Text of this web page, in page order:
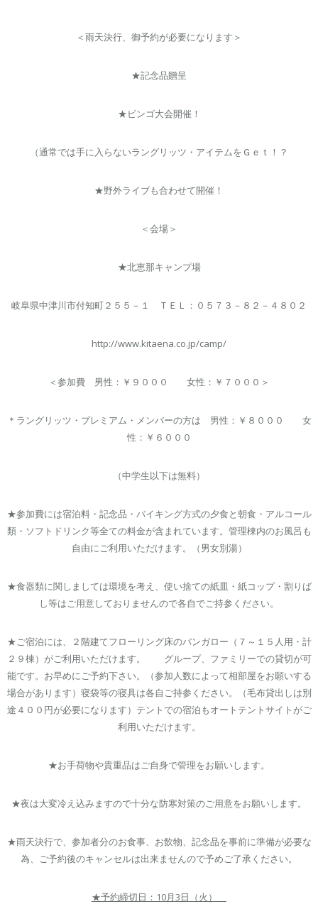
＜雨天決行、御予約が必要になります＞
★記念品贈呈
★ビンゴ大会開催！
（通常では手に入らないラングリッツ・アイテムをＧｅｔ！？
★野外ライブも合わせて開催！
＜会場＞
★北恵那キャンプ場
岐阜県中津川市付知町２５５－１ ＴＥＬ：０５７３－８２－４８０２
http://www.kitaena.co.jp/camp/
＜参加費 男性：￥９０００ 女性：￥７０００＞
＊ラングリッツ・プレミアム・メンバーの方は 男性：￥８０００ 女
性：￥６０００
（中学生以下は無料）
★参加費には宿泊料・記念品・バイキング方式の夕食と朝食・アルコール
類・ソフトドリンク等全ての料金が含まれています。管理棟内のお風呂も
自由にご利用いただけます。（男女別湯）
★食器類に関しましては環境を考え、使い捨ての紙皿・紙コップ・割りば
し等はご用意しておりませんので各自でご持参ください。
★ご宿泊には、２階建てフローリング床のバンガロー（７～１５人用・計
２９棟）がご利用いただけます。 グループ、ファミリーでの貸切が可
能です。お早めにご予約下さい。（参加人数によって相部屋をお願いする
場合があります）寝袋等の寝具は各自ご持参ください。（毛布貸出しは別
途４００円が必要になります）テントでの宿泊もオートテントサイトがご
利用いただけます。
★お手荷物や貴重品はご自身で管理をお願いします。
★夜は大変冷え込みますので十分な防寒対策のご用意をお願いします。
★雨天決行で、参加者分のお食事、お飲物、記念品を事前に準備が必要な
為、ご予約後のキャンセルは出来ませんので予めご了承ください。
★予約締切日：10月3日（火）